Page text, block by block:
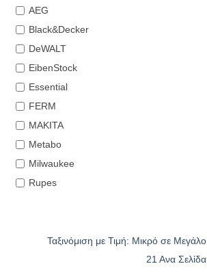
AEG
Black&Decker
DeWALT
EibenStock
Essential
FERM
MAKITA
Metabo
Milwaukee
Rupes
Ταξινόμιση με Τιμή: Μικρό σε Μεγάλο
21 Ανα Σελίδα